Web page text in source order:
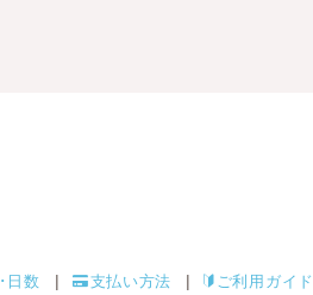
日数 支払い方法 ご利用ガイド